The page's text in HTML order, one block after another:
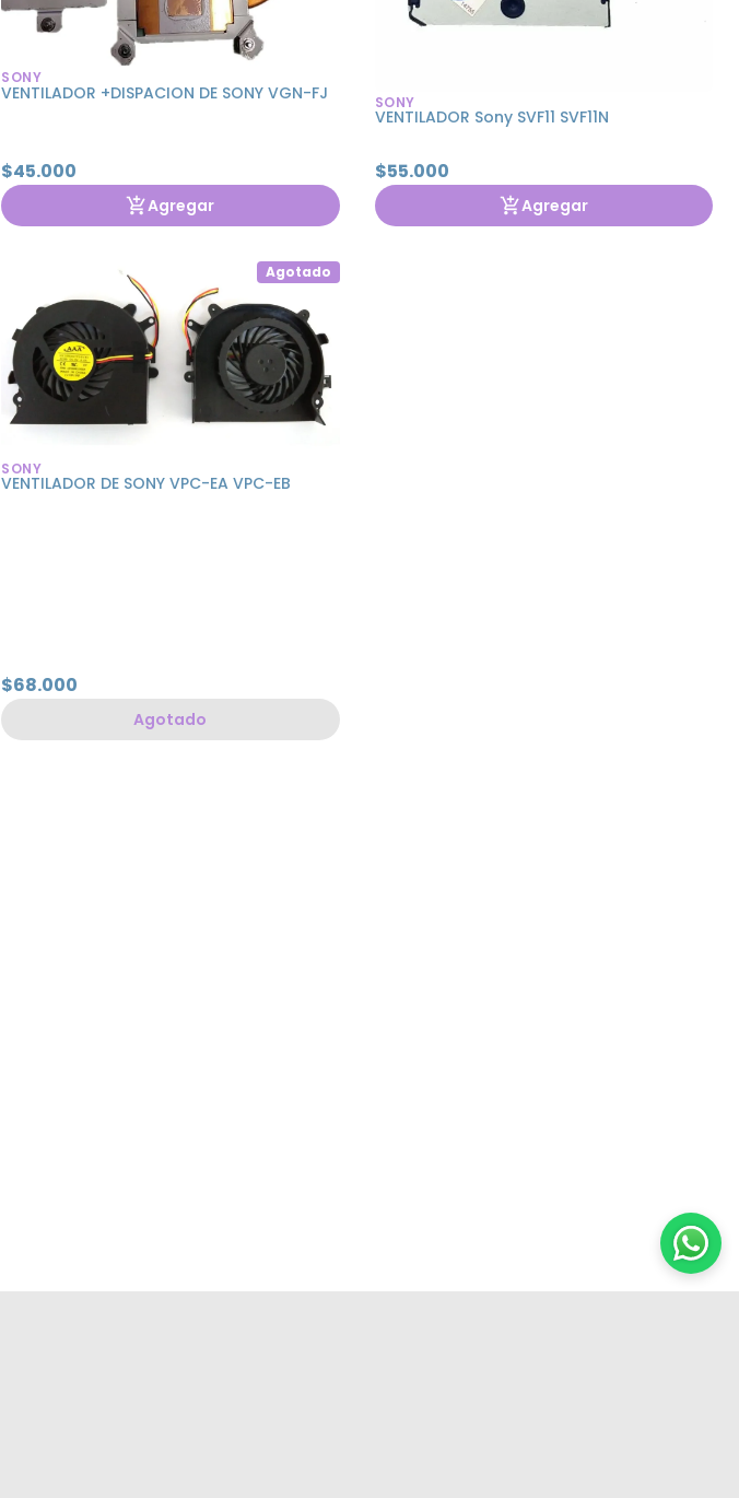
SONY
VENTILADOR +DISPACION DE SONY VGN-FJ
$45.000
Agregar
SONY
VENTILADOR Sony SVF11 SVF11N
$55.000
Agregar
Agotado
SONY
VENTILADOR DE SONY VPC-EA VPC-EB
$68.000
Agotado